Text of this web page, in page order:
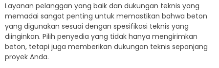
Layanan pelanggan yang baik dan dukungan teknis yang
memadai sangat penting untuk memastikan bahwa beton
yang digunakan sesuai dengan spesifikasi teknis yang
diinginkan. Pilih penyedia yang tidak hanya mengirimkan
beton, tetapi juga memberikan dukungan teknis sepanjang
proyek Anda.